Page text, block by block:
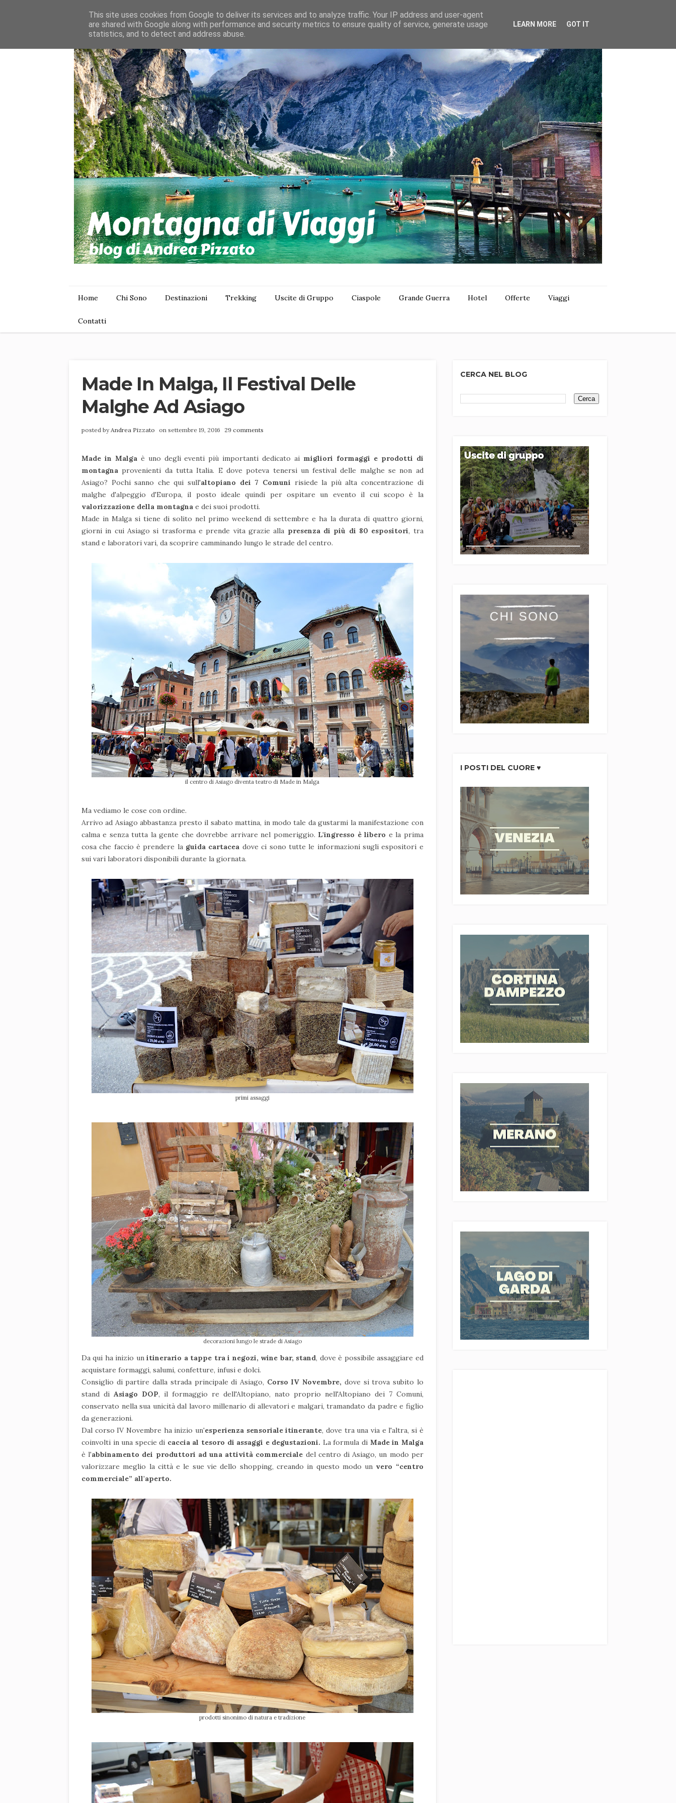
Home Chi Sono Destinazioni Trekking Uscite di Gruppo Ciaspole Grande Guerra Hotel Offerte Viaggi
Contatti
Made In Malga, Il Festival Delle
Malghe Ad Asiago
posted byAndrea Pizzato on settembre 19, 2016 29 comments
Made in Malga è uno degli eventi più importanti dedicato ai migliori formaggi e prodotti di
montagna provenienti da tutta Italia. E dove poteva tenersi un festival delle malghe se non ad
Asiago? Pochi sanno che qui sull'altopiano dei 7 Comuni risiede la più alta concentrazione di
malghe d'alpeggio d'Europa, il posto ideale quindi per ospitare un evento il cui scopo è la
valorizzazione della montagna e dei suoi prodotti.
Made in Malga si tiene di solito nel primo weekend di settembre e ha la durata di quattro giorni,
giorni in cui Asiago si trasforma e prende vita grazie alla presenza di più di 80 espositori, tra
stand e laboratori vari, da scoprire camminando lungo le strade del centro.
il centro di Asiago diventa teatro di Made in Malga
Ma vediamo le cose con ordine.
Arrivo ad Asiago abbastanza presto il sabato mattina, in modo tale da gustarmi la manifestazione con
calma e senza tutta la gente che dovrebbe arrivare nel pomeriggio. L'ingresso è libero e la prima
cosa che faccio è prendere laguida cartacea dove ci sono tutte le informazioni sugli espositori e
sui vari laboratori disponibili durante la giornata.
primi assaggi
decorazioni lungo le strade di Asiago
Da qui ha inizio unitinerario a tappe tra i negozi, wine bar, stand, dove è possibile assaggiare ed
acquistare formaggi, salumi, confetture, infusi e dolci.
Consiglio di partire dalla strada principale di Asiago, Corso IV Novembre, dove si trova subito lo
stand diAsiago DOP, il formaggio re dell'Altopiano, nato proprio nell'Altopiano dei 7 Comuni,
conservato nella sua unicità dal lavoro millenario di allevatori e malgari, tramandato da padre e figlio
da generazioni.
Dal corso IV Novembre ha inizio un'esperienza sensoriale itinerante, dove tra una via e l'altra, si è
coinvolti in una specie di caccia al tesoro di assaggi e degustazioni. La formula di Made in Malga
è l'abbinamento dei produttori ad una attività commerciale del centro di Asiago, un modo per
valorizzare meglio la città e le sue vie dello shopping, creando in questo modo un vero “centro
commerciale” all'aperto.
prodotti sinonimo di natura e tradizione
CERCA NEL BLOG
I POSTI DEL CUORE ♥
This site uses cookies from Google to deliver its services and to analyze traffic. Your IP address and user-agent
are shared with Google along with performance and security metrics to ensure quality of service, generate usage
statistics, and to detect and address abuse.
LEARN MORE GOT IT